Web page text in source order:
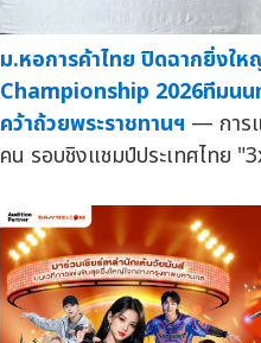
ม.หอการค้าไทย ปิดฉากยิ่งใ
Championship 2026ทีมนน
คว้าถ้วยพระราชทานฯ — การ
คน รอบชิงแชมป์ประเทศไทย